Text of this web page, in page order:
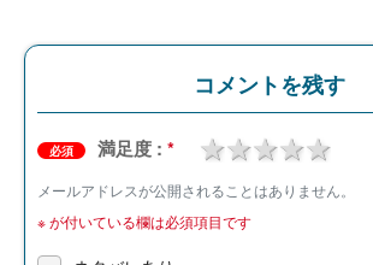
コメントを残す
必須 満足度 : * 4 stars
3 stars
2 stars
1 star
メールアドレスが公開されることはありません。
※が付いている欄は必須項目です